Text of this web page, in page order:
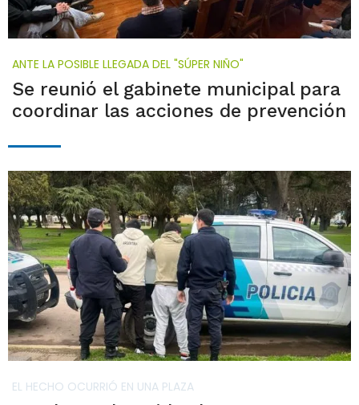
ANTE LA POSIBLE LLEGADA DEL "SÚPER NIÑO"
Se reunió el gabinete municipal para
coordinar las acciones de prevención
EL HECHO OCURRIÓ EN UNA PLAZA